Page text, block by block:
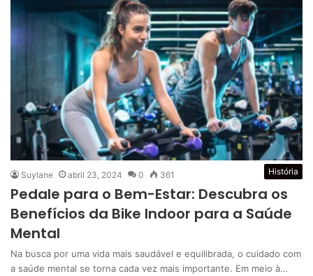
História
Suylane abril 23, 2024 0 361
Pedale para o Bem-Estar: Descubra os
Benefícios da Bike Indoor para a Saúde
Mental
Na busca por uma vida mais saudável e equilibrada, o cuidado com
a saúde mental se torna cada vez mais importante. Em meio à…